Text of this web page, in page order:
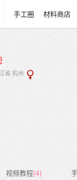
手工圈 材料商店
省 杭州
视频教程(4)